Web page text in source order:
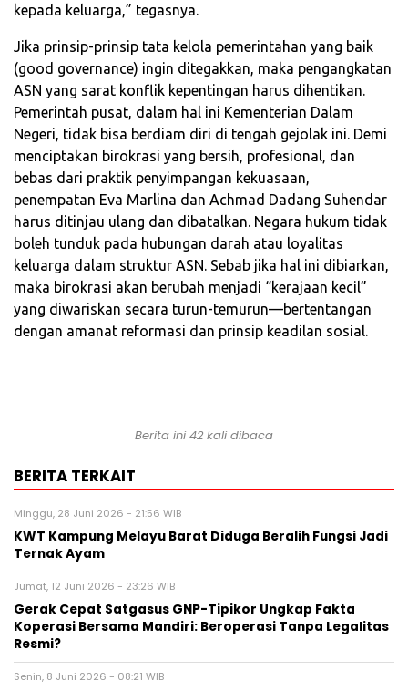
kepada keluarga,” tegasnya.
Jika prinsip-prinsip tata kelola pemerintahan yang baik
(good governance) ingin ditegakkan, maka pengangkatan
ASN yang sarat konflik kepentingan harus dihentikan.
Pemerintah pusat, dalam hal ini Kementerian Dalam
Negeri, tidak bisa berdiam diri di tengah gejolak ini. Demi
menciptakan birokrasi yang bersih, profesional, dan
bebas dari praktik penyimpangan kekuasaan,
penempatan Eva Marlina dan Achmad Dadang Suhendar
harus ditinjau ulang dan dibatalkan. Negara hukum tidak
boleh tunduk pada hubungan darah atau loyalitas
keluarga dalam struktur ASN. Sebab jika hal ini dibiarkan,
maka birokrasi akan berubah menjadi “kerajaan kecil”
yang diwariskan secara turun-temurun—bertentangan
dengan amanat reformasi dan prinsip keadilan sosial.
Berita ini 42 kali dibaca
BERITA TERKAIT
Minggu, 28 Juni 2026 - 21:56 WIB
KWT Kampung Melayu Barat Diduga Beralih Fungsi Jadi
Ternak Ayam
Jumat, 12 Juni 2026 - 23:26 WIB
Gerak Cepat Satgasus GNP-Tipikor Ungkap Fakta
Koperasi Bersama Mandiri: Beroperasi Tanpa Legalitas
Resmi?
Senin, 8 Juni 2026 - 08:21 WIB